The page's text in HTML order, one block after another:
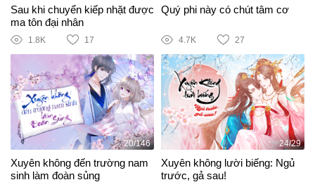
Sau khi chuyển kiếp nhặt được
ma tôn đại nhân
1.8K 17
Quý phi này có chút tâm cơ
4.7K 27
20/146
Xuyên không đến trường nam
sinh làm đoàn sủng
24/29
Xuyên không lười biếng: Ngủ
trước, gả sau!